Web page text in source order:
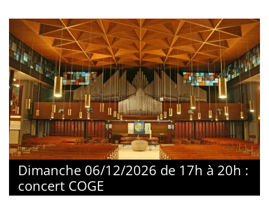
Dimanche 06/12/2026 de 17h à 20h :
concert COGE